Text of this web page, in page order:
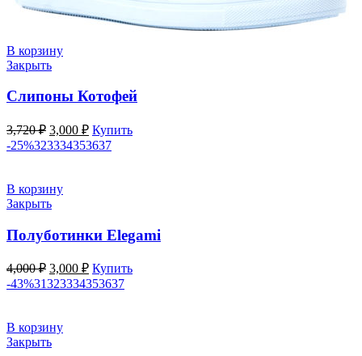
В корзину
Закрыть
Слипоны Котофей
3,720₽ Первоначальная
цена
составляла
3,000 ₽Текущая
цена:
Купить
-25%323334353637
В корзину
Закрыть
Полуботинки Elegami
4,000₽ Первоначальная
цена
составляла
3,000 ₽Текущая
цена:
Купить
-43%31323334353637
В корзину
Закрыть